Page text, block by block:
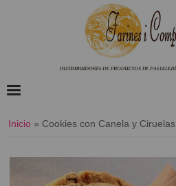
Inicio » Cookies con Canela y Ciruelas